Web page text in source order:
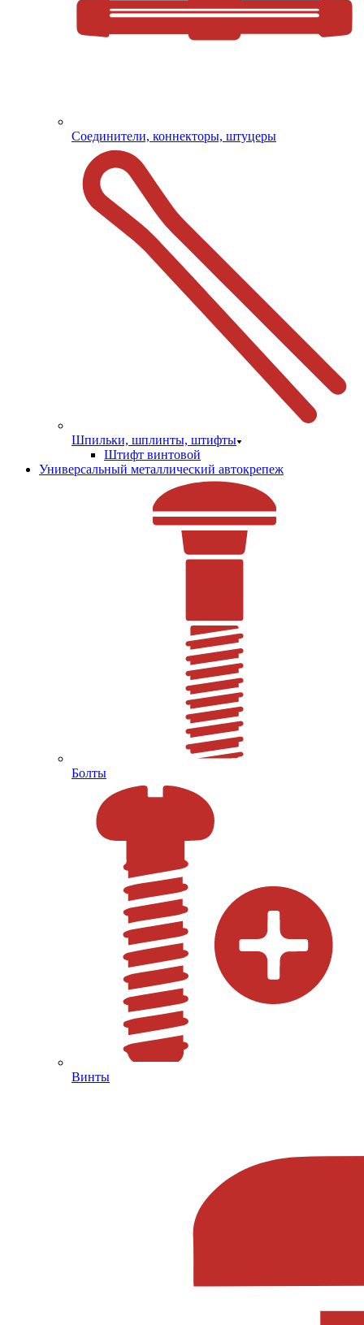
Соединители, коннекторы, штуцеры
Шпильки, шплинты, штифты
Штифт винтовой
Универсальный металлический автокрепеж
Болты
Винты